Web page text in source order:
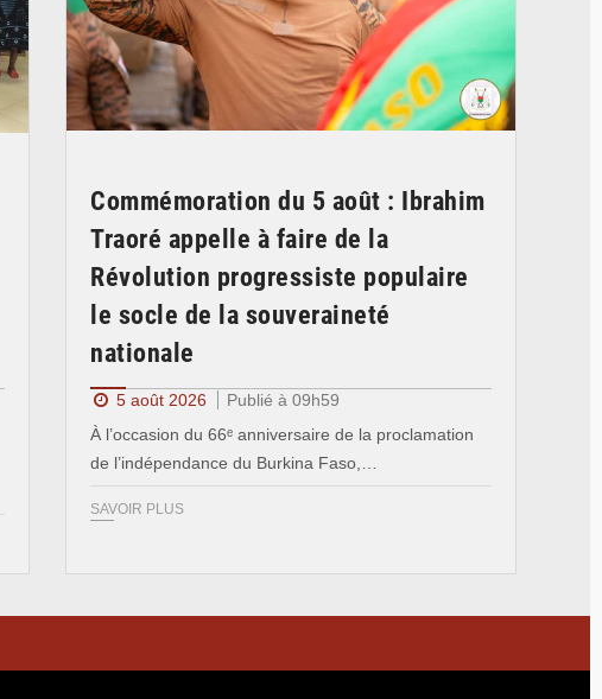
Commémoration du 5 août : Ibrahim
Traoré appelle à faire de la
Révolution progressiste populaire
le socle de la souveraineté
nationale
5 août 2026
Publié à 09h59
À l’occasion du 66ᵉ anniversaire de la proclamation
de l’indépendance du Burkina Faso,…
SAVOIR PLUS